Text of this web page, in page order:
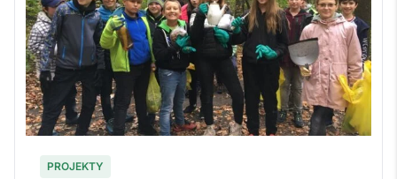
PROJEKTY